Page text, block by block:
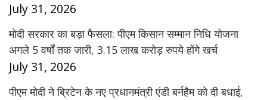
July 31, 2026
मोदी सरकार का बड़ा फैसला: पीएम किसान सम्मान निधि योजना
अगले 5 वर्षों तक जारी, 3.15 लाख करोड़ रुपये होंगे खर्च
July 31, 2026
पीएम मोदी ने ब्रिटेन के नए प्रधानमंत्री एंडी बर्नहैम को दी बधाई,